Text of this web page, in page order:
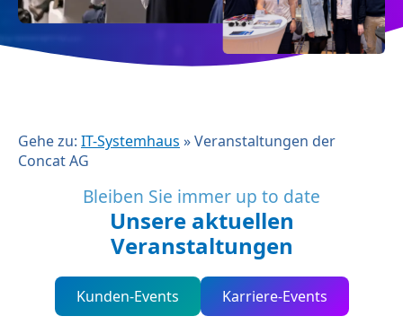
Gehe zu: IT-Systemhaus »Veranstaltungen der
Concat AG
Bleiben Sie immer up to date
Unsere aktuellen
Veranstaltungen
Kunden-Events Karriere-Events